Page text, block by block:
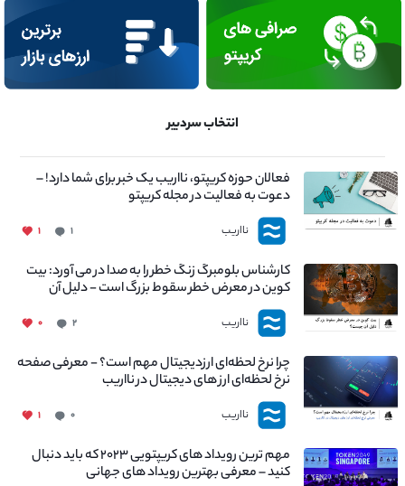
انتخاب سردبیر
فعالان حوزه کریپتو، نااریب یک خبر برای شما دارد! –
دعوت به فعالیت در مجله کریپتو
نااریب ۱ ۱
کارشناس بلومبرگ زنگ خطر را به صدا در می آورد: بیت
کوین در معرض خطر سقوط بزرگ است - دلیل آن
چیست؟
نااریب ۲ ۰
چرا نرخ لحظه‌ای ارزدیجیتال مهم است؟ - معرفی صفحه
نرخ لحظه‌ای ارز های دیجیتال در نااریب
نااریب ۰ ۱
مهم ترین رویداد های کریپتویی ۲۰۲۳ که باید دنبال
کنید – معرفی بهترین رویداد های جهانی